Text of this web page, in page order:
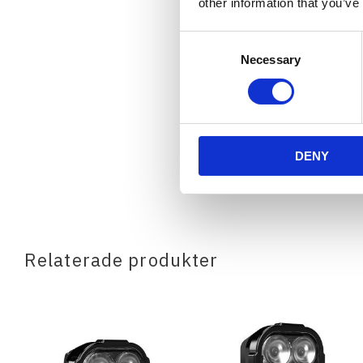
Necessary
DENY
Relaterade produkter